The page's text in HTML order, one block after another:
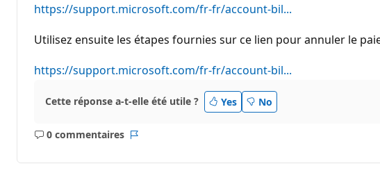
i
o
https://support.microsoft.com/fr-fr/account-bil...
Utilisez ensuite les étapes fournies sur ce lien pour annuler le
https://support.microsoft.com/fr-fr/account-bil...
Cette réponse a-t-elle été utile ? Yes No
0 commentaires
Aucun